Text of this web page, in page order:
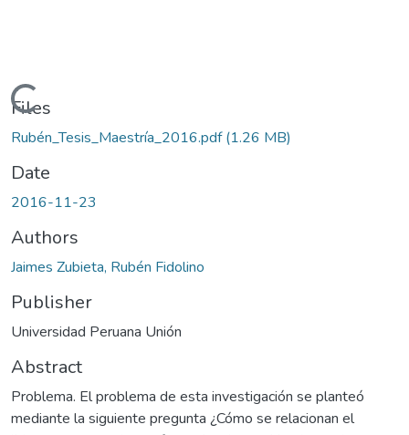
Loading...
Files
Rubén_Tesis_Maestría_2016.pdf(1.26 MB)
Date
2016-11-23
Authors
Jaimes Zubieta, Rubén Fidolino
Publisher
Universidad Peruana Unión
Abstract
Problema. El problema de esta investigación se planteó
mediante la siguiente pregunta ¿Cómo se relacionan el